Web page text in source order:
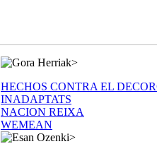
>
HECHOS CONTRA EL
INADAPTATS
NACION REIXA
WEMEAN
>